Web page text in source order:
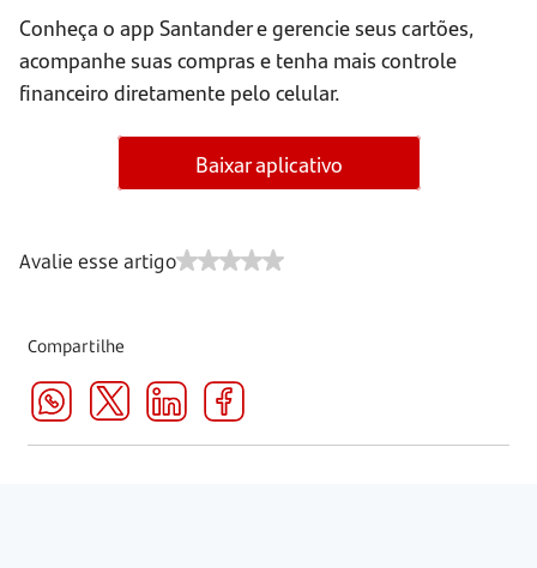
Conheça o app Santander e gerencie seus cartões,
acompanhe suas compras e tenha mais controle
financeiro diretamente pelo celular.
Baixar aplicativo
Avalie esse artigo
Compartilhe